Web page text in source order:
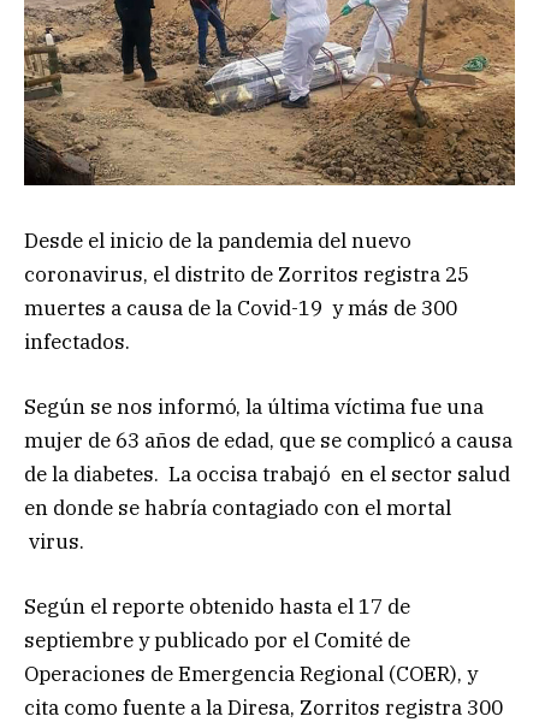
Desde el inicio de la pandemia del nuevo
coronavirus, el distrito de Zorritos registra 25
muertes a causa de la Covid-19 y más de 300
infectados.
Según se nos informó, la última víctima fue una
mujer de 63 años de edad, que se complicó a causa
de la diabetes. La occisa trabajó en el sector salud
en donde se habría contagiado con el mortal
virus.
Según el reporte obtenido hasta el 17 de
septiembre y publicado por el Comité de
Operaciones de Emergencia Regional (COER), y
cita como fuente a la Diresa, Zorritos registra 300